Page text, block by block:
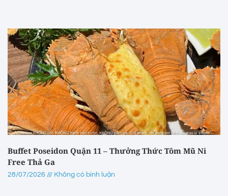
Buffet Poseidon Quận 11 – Thưởng Thức Tôm Mũ Ni
Free Thả Ga
28/07/2026 Không có bình luận